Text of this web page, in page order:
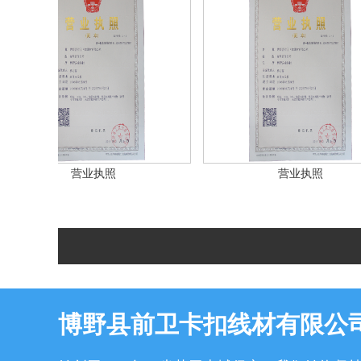
营业执照 营业执照
博野县前卫卡扣线材有限公